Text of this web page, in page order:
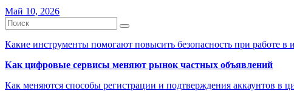
Май 10, 2026
Какие инструменты помогают повысить безопасность при работе в
Как цифровые сервисы меняют рынок частных объявлений
Как меняются способы регистрации и подтверждения аккаунтов в